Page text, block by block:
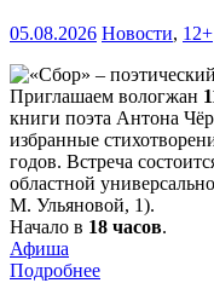
05.08.2026 Новости, 12+
Приглашаем вологжан
книги поэта Антона
избранные
годов. Встреча
областной
М. Ульяновой, 1).
Начало в 18 часов.
Афиша
Подробнее